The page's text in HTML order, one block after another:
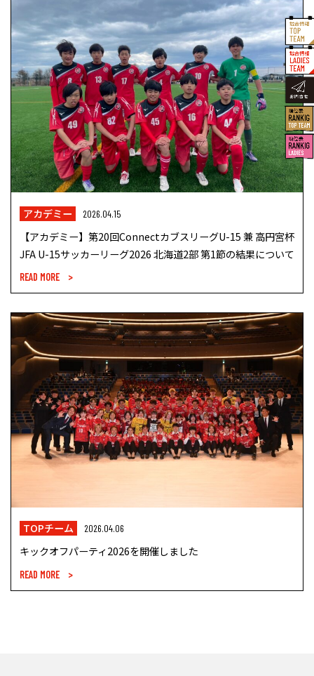
アカデミー 2026.04.15
【アカデミー】第20回ConnectカブスリーグU-15 兼 高円宮杯
JFA U-15サッカーリーグ2026 北海道2部 第1節の結果について
READ MORE >
TOPチーム 2026.04.06
キックオフパーティ2026を開催しました
READ MORE >